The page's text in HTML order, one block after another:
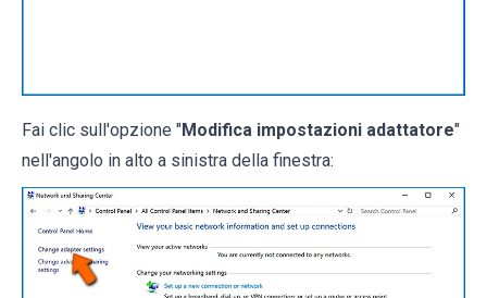
Fai clic sull'opzione "Modifica impostazioni adattatore"
nell'angolo in alto a sinistra della finestra: